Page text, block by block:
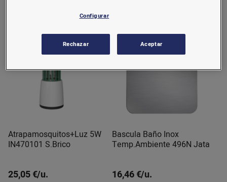
Atrapamosquitos+Luz 5W
IN470101 S.Brico
25,05 €/u.
Bascula Baño Inox
Temp.Ambiente 496N Jata
16,46 €/u.
Configurar
Rechazar Aceptar